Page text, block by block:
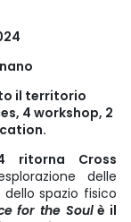
il territorio
4 workshop, 2
ritorna Cross
delle
spazio fisico
for the Soulè il